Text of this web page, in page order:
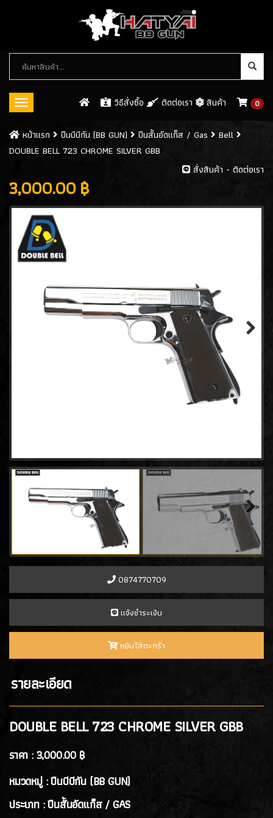
Toggle
วิธีสั่งซื้อ ติดต่อเรา สินค้า 0
หมวด
หมู่
สินค้า
ปืนบีบีกัน (BB GUN)
ปืนสั้นอัดแก็ส / GAS(546)
- ARMY(61)
- KJW(32)
- KWC(8)
- CYBERGUN
- ASG(8)
- GAMO(0)
- Tokyo marui(21)
- Goldden Eagle(18)
- UMAREX(45)
- E&C Pistol(34)
- CHIAPPA RHINO (2)
- Snow Wolf(0)
- PROFORCE(7)
- ARTEMIS(0)
- ICS Hand Gun(1)
- ARROW ARMS(1)
- G&G(4)
- HK3(2)
ปืนสั้นอัดลมสปริง SPRING GUN
ปืนยาว RIFLE GUN
หน้าเเรก ปืนบีบีกัน (BB GUN) ปืนสั้นอัดแก็ส / Gas
Bell
DOUBLE BELL 723 CHROME SILVER GBB
สั่งสินค้า - ติดต่อเรา
3,000.00 ฿
Next
0874770709
เเจ้งชำระเงิน
หยิบใส่ตะกร้า
รายละเอียด
DOUBLE BELL 723 CHROME SILVER GBB
ราคา :3,000.00 ฿
หมวดหมู่ : ปืนบีบีกัน (BB GUN)
ประเภท : ปืนสั้นอัดแก็ส / GAS